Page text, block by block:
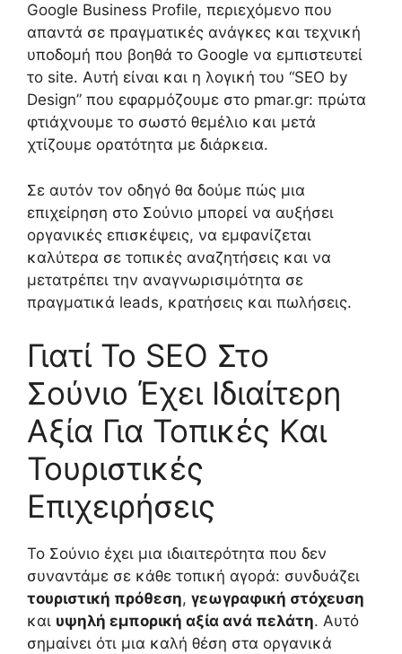
Google Business Profile, περιεχόμενο που
απαντά σε πραγματικές ανάγκες και τεχνική
υποδομή που βοηθά το Google να εμπιστευτεί
το site. Αυτή είναι και η λογική του “SEO by
Design” που εφαρμόζουμε στο pmar.gr: πρώτα
φτιάχνουμε το σωστό θεμέλιο και μετά
χτίζουμε ορατότητα με διάρκεια.
Σε αυτόν τον οδηγό θα δούμε πώς μια
επιχείρηση στο Σούνιο μπορεί να αυξήσει
οργανικές επισκέψεις, να εμφανίζεται
καλύτερα σε τοπικές αναζητήσεις και να
μετατρέπει την αναγνωρισιμότητα σε
πραγματικά leads, κρατήσεις και πωλήσεις.
Γιατί Το SEO Στο
Σούνιο Έχει Ιδιαίτερη
Αξία Για Τοπικές Και
Τουριστικές
Επιχειρήσεις
Το Σούνιο έχει μια ιδιαιτερότητα που δεν
συναντάμε σε κάθε τοπική αγορά: συνδυάζει
τουριστική πρόθεση, γεωγραφική στόχευση
και υψηλή εμπορική αξία ανά πελάτη. Αυτό
σημαίνει ότι μια καλή θέση στα οργανικά